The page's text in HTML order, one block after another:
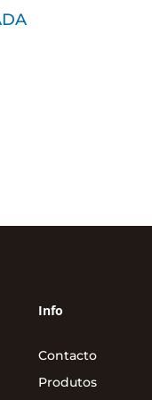
Info
Contacto
Produtos